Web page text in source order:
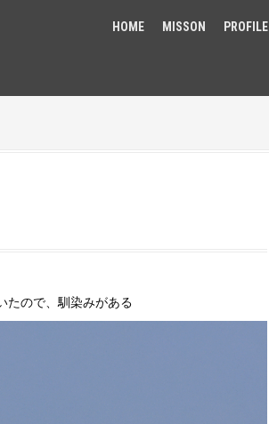
HOME MISSON PROFILE
たので、馴染みがある